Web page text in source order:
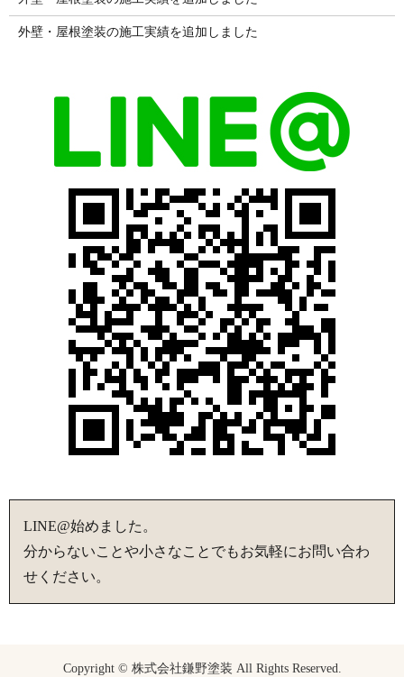
外壁・屋根塗装の施工実績を追加しました
LINE@始めました。
分からないことや小さなことでもお気軽にお問い合わ
せください。
Copyright © 株式会社鎌野塗装 All Rights Reserved.